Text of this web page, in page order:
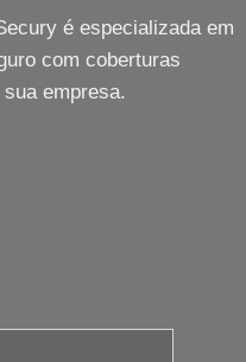
é especializada em
com coberturas
empresa.